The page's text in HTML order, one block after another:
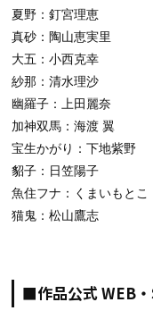
夏野：釘宮理恵
真砂：陶山恵実里
大五：小西克幸
紗那：清水理沙
幽羅子：上田麗奈
加神双馬：海渡 翼
宝生かがり：下地紫野
貂子：日笠陽子
魚住フナ：くまいもとこ
猫鬼：松山鷹志
■作品公式 WEB